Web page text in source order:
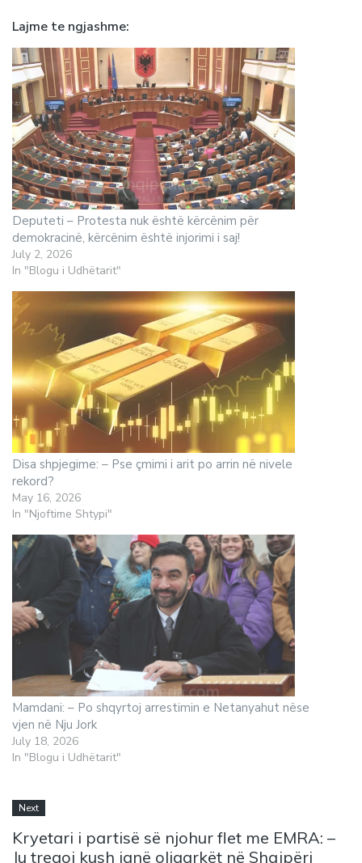
Lajme te ngjashme
Deputeti – Protesta nuk është kërcënim për
demokracinë, kërcënim është injorimi i saj!
July 2, 2026
In "Blogu i Udhëtarit"
Disa shpjegime: – Pse çmimi i arit po arrin në nivele
rekord?
May 16, 2026
In "Njoftime Shtypi"
Mamdani: – Po shqyrtoj arrestimin e Netanyahut nëse
vjen në Nju Jork
July 18, 2026
In "Blogu i Udhëtarit"
Next
Kryetari i partisë së njohur flet me EMRA: –
Ju tregoj kush janë oligarkët në Shqipëri